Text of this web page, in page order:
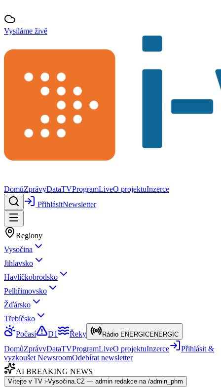
—
Vysíláme živě
DomůZprávyDataTVProgramLiveO projektuInzerce
PřihlásitNewsletter
Regiony
Vysočina
Jihlavsko
Havlíčkobrodsko
Pelhřimovsko
Žďársko
Třebíčsko
Počasí
D1 Řeky Rádio ENERGICENERGIC
DomůZprávyDataTVProgramLiveO projektuInzerce
Přihlásit &
vyzkoušet NewsroomOdebírat newsletter
AI BREAKING NEWS
Vítejte v TV i-Vysočina.CZ — admin redakce na /admin_phm